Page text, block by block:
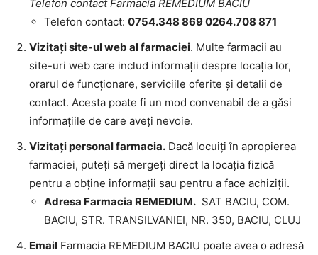
Telefon contact Farmacia REMEDIUM BACIU
Telefon contact: 0754.348 869 0264.708 871
Vizitați site-ul web al farmaciei. Multe farmacii au
site-uri web care includ informații despre locația lor,
orarul de funcționare, serviciile oferite și detalii de
contact. Acesta poate fi un mod convenabil de a găsi
informațiile de care aveți nevoie.
Vizitați personal farmacia. Dacă locuiți în apropierea
farmaciei, puteți să mergeți direct la locația fizică
pentru a obține informații sau pentru a face achiziții.
Adresa Farmacia REMEDIUM. SAT BACIU, COM.
BACIU, STR. TRANSILVANIEI, NR. 350, BACIU, CLUJ
Email Farmacia REMEDIUM BACIU poate avea o adresă